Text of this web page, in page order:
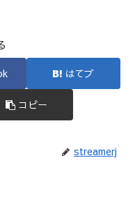
はてブ
コピー
streamerj